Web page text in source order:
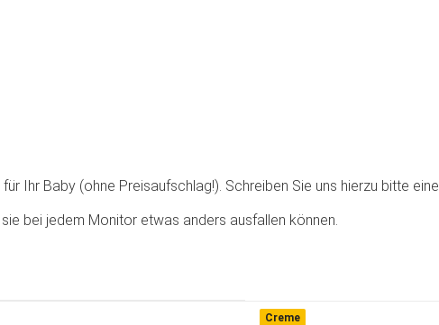
Ihr Baby (ohne Preisaufschlag!). Schreiben Sie uns hierzu bitte eine
bei jedem Monitor etwas anders ausfallen können.
Creme